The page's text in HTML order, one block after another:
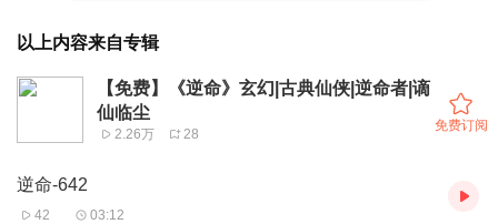
以上内容来自专辑
【免费】《逆命》玄幻|古典仙侠|逆命者|谪
仙临尘
2.26万 28
免费订阅
逆命-642
42 03:12